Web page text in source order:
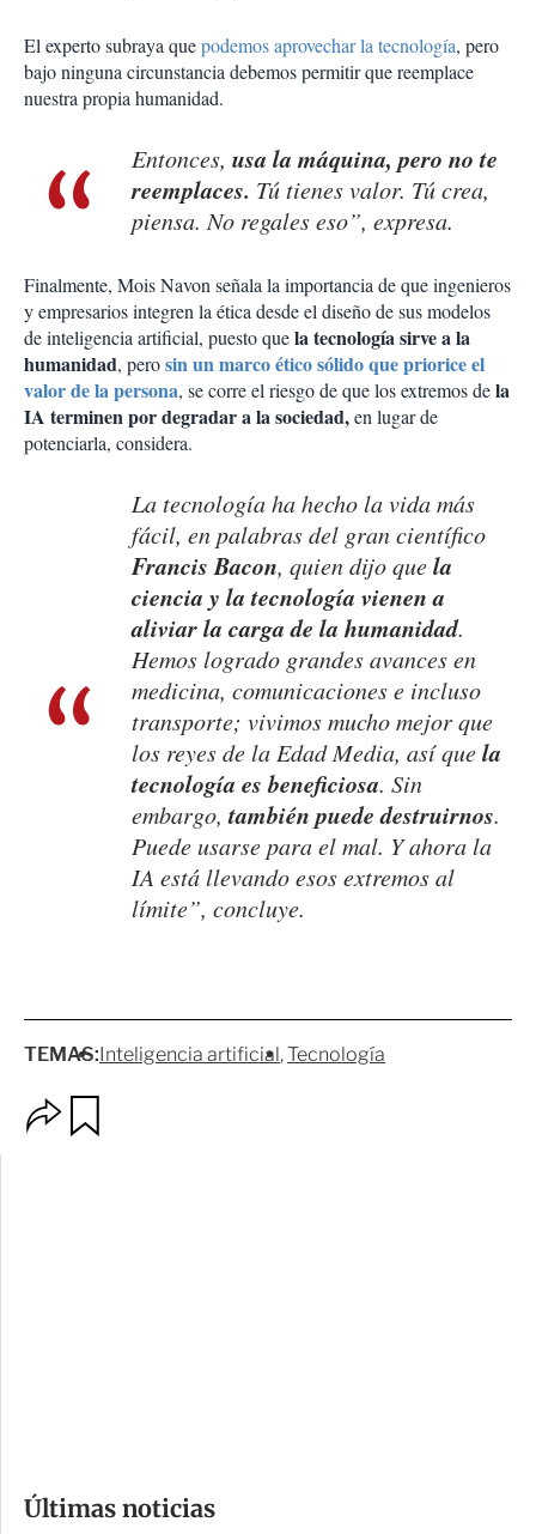
El experto subraya quepodemos aprovechar la tecnología, pero
bajo ninguna circunstancia debemos permitir que reemplace
nuestra propia humanidad.
Entonces, usa la máquina, pero no te
reemplaces. Tú tienes valor. Tú crea,
piensa. No regales eso”, expresa.
Finalmente, Mois Navon señala la importancia de que ingenieros
y empresarios integren la ética desde el diseño de sus modelos
de inteligencia artificial, puesto quela tecnología sirve a la
humanidad, perosin un marco ético sólido que priorice el
valor de la persona, se corre el riesgo de que los extremos dela
IA terminen por degradar a la sociedad,en lugar de
potenciarla, considera.
La tecnología ha hecho la vida más
fácil, en palabras del gran científico
Francis Bacon, quien dijo quela
ciencia y la tecnología vienen a
aliviar la carga de la humanidad.
Hemos logrado grandes avances en
medicina, comunicaciones e incluso
transporte; vivimos mucho mejor que
los reyes de la Edad Media, así quela
tecnología es beneficiosa. Sin
embargo, también puede destruirnos.
Puede usarse para el mal. Y ahora la
IA está llevando esos extremos al
límite”, concluye.
TEMAS:Inteligencia artificial Tecnología
m
Últimas noticias